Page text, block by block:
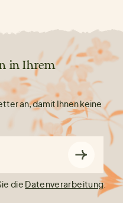
in Ihrem
an, damit Ihnen keine
die Datenverarbeitung.